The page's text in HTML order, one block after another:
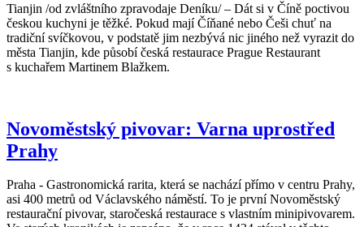
Tianjin /od zvláštního zpravodaje Deníku/ – Dát si v Číně poctivou
českou kuchyni je těžké. Pokud mají Číňané nebo Češi chuť na
tradiční svíčkovou, v podstatě jim nezbývá nic jiného než vyrazit do
města Tianjin, kde působí česká restaurace Prague Restaurant
s kuchařem Martinem Blažkem.
Novoměstský pivovar: Varna uprostřed
Prahy
Praha - Gastronomická rarita, která se nachází přímo v centru Prahy,
asi 400 metrů od Václavského náměstí. To je první Novoměstský
restaurační pivovar, staročeská restaurace s vlastním minipivovarem.